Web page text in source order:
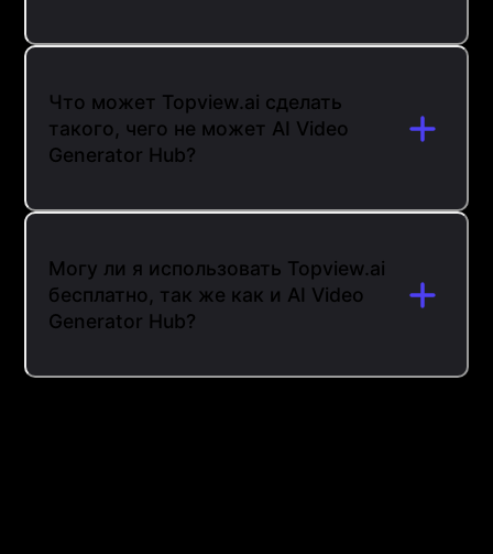
Что может Topview.ai сделать
такого, чего не может AI Video
Generator Hub?
Могу ли я использовать Topview.ai
бесплатно, так же как и AI Video
Generator Hub?